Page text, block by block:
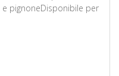
pignoneDisponibile per